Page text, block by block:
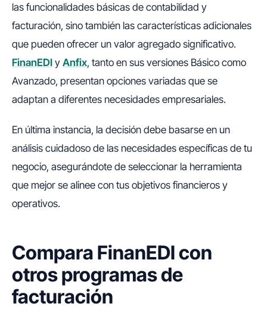
las funcionalidades básicas de contabilidad y
facturación, sino también las características adicionales
que pueden ofrecer un valor agregado significativo.
FinanEDI y Anfix, tanto en sus versiones Básico como
Avanzado, presentan opciones variadas que se
adaptan a diferentes necesidades empresariales.
En última instancia, la decisión debe basarse en un
análisis cuidadoso de las necesidades específicas de tu
negocio, asegurándote de seleccionar la herramienta
que mejor se alinee con tus objetivos financieros y
operativos.
Compara FinanEDI con
otros programas de
facturación​